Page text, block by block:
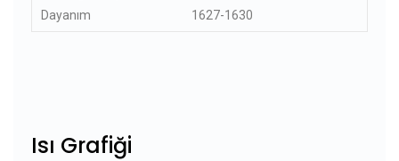
Dayanım
1627-1630
Isı Grafiği